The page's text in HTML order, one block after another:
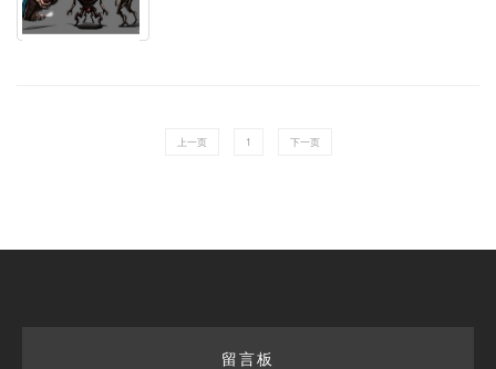
上一页 1 下一页
留言板